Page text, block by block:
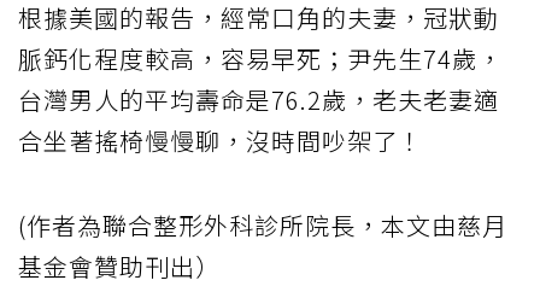
根據美國的報告，經常口角的夫妻，冠狀動
脈鈣化程度較高，容易早死；尹先生74歲，
台灣男人的平均壽命是76.2歲，老夫老妻適
合坐著搖椅慢慢聊，沒時間吵架了！
(作者為聯合整形外科診所院長，本文由慈月
基金會贊助刊出）